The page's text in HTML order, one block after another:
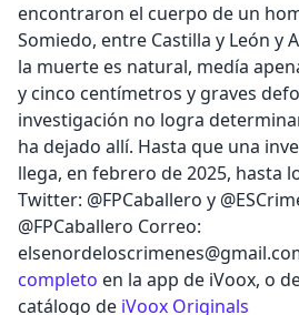
encontraron el cuerpo de un
Somiedo, entre Castilla y León y
la muerte es natural, medía
y cinco centímetros y graves
investigación no logra
ha dejado allí. Hasta que una
llega, en febrero de 2025, hasta
Twitter: @FPCaballero y
@FPCaballero Correo:
completo en la app de iVoox, o
catálogo de iVoox Originals